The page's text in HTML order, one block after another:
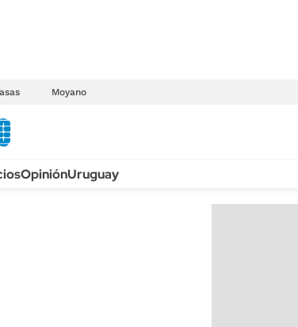
Moyano
OpiniónUruguay